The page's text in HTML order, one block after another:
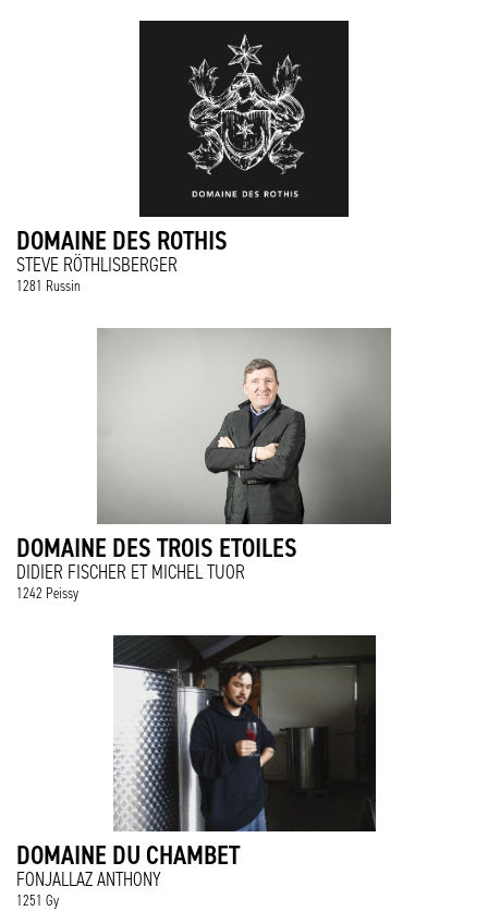
DOMAINE DES ROTHIS
STEVE RÖTHLISBERGER
1281 Russin
DOMAINE DES TROIS ETOILES
DIDIER FISCHER ET MICHEL TUOR
1242 Peissy
DOMAINE DU CHAMBET
FONJALLAZ ANTHONY
1251 Gy